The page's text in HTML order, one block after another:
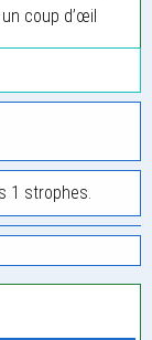
coup d’œil
1 strophes.